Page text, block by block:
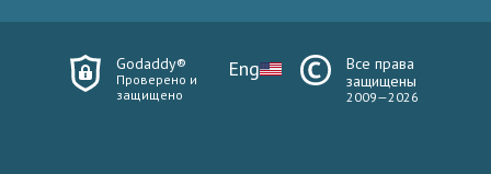
Godaddy®
Проверено и
защищено
Eng
Все права
защищены
2009—2026